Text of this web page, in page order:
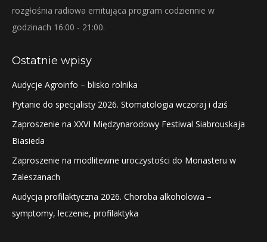
rozgłośnia radiowa emitująca program codziennie w
godzinach 16:00 - 21:00.
Ostatnie wpisy
Audycje Agroinfo – blisko rolnika
Pytanie do specjalisty 2026. Stomatologia wczoraj i dziś
Zaproszenie na XXVI Międzynarodowy Festiwal Siabrouskaja
Biasieda
Zaproszenie na modlitewne uroczystości do Monasteru w
Zaleszanach
Audycja profilaktyczna 2026. Choroba alkoholowa –
symptomy, leczenie, profilaktyka